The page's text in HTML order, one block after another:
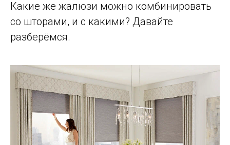
Какие же жалюзи можно комбинировать
со шторами, и с какими? Давайте
разберёмся.